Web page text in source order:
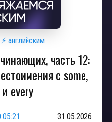
английским
часть 12:
с some,
every
31.05.2026